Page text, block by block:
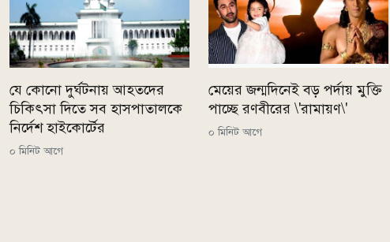
যে কোনো দুর্ঘটনায় আহতদের
চিকিৎসা দিতে সব হাসপাতালকে
নির্দেশ হাইকোর্টের
০ মিনিট আগে
মেয়ের জন্মদিনেই বড় পর্দায় মুক্তি
পাচ্ছে রণবীরের \'রামায়ণ\'
০ মিনিট আগে